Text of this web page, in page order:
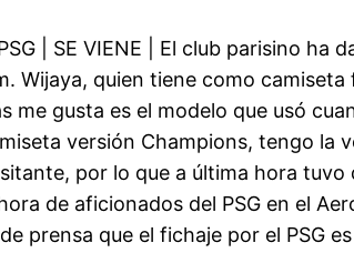
| SE VIENE | El club parisino
Wijaya, quien tiene como
me gusta es el modelo que usó
versión Champions, tengo la
por lo que a última hora
de aficionados del PSG en el
prensa que el fichaje por el PSG